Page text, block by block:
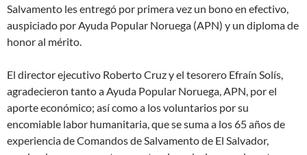
Salvamento les entregó por primera vez un bono en efectivo,
auspiciado por Ayuda Popular Noruega (APN) y un diploma de
honor al mérito.
El director ejecutivo Roberto Cruz y el tesorero Efraín Solís,
agradecieron tanto a Ayuda Popular Noruega, APN, por el
aporte económico; así como a los voluntarios por su
encomiable labor humanitaria, que se suma a los 65 años de
experiencia de Comandos de Salvamento de El Salvador,